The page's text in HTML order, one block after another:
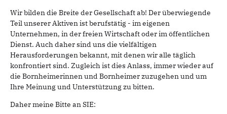
Wir bilden die Breite der Gesellschaft ab! Der überwiegende
Teil unserer Aktiven ist berufstätig - im eigenen
Unternehmen, in der freien Wirtschaft oder im öffentlichen
Dienst. Auch daher sind uns die vielfältigen
Herausforderungen bekannt, mit denen wir alle täglich
konfrontiert sind. Zugleich ist dies Anlass, immer wieder auf
die Bornheimerinnen und Bornheimer zuzugehen und um
Ihre Meinung und Unterstützung zu bitten.
Daher meine Bitte an SIE: